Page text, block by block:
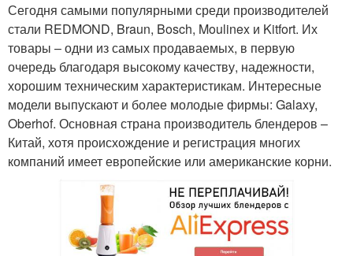
Сегодня самыми популярными среди производителей
стали REDMOND, Braun, Bosch, Moulinex и Kitfort. Их
товары – одни из самых продаваемых, в первую
очередь благодаря высокому качеству, надежности,
хорошим техническим характеристикам. Интересные
модели выпускают и более молодые фирмы: Galaxy,
Oberhof. Основная страна производитель блендеров –
Китай, хотя происхождение и регистрация многих
компаний имеет европейские или американские корни.